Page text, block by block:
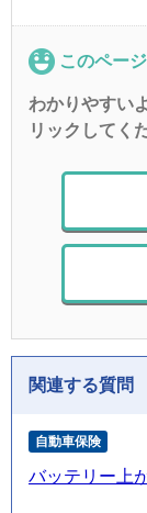
このペー
わかりやすい
リックしてく
関連する質問
自動車保険
バッテリー上